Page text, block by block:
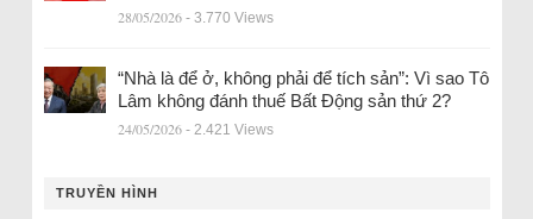
28/05/2026 - 3.770 Views
“Nhà là để ở, không phải để tích sản”: Vì sao Tô
Lâm không đánh thuế Bất Động sản thứ 2?
24/05/2026 - 2.421 Views
TRUYỀN HÌNH